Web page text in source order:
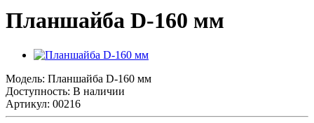
Планшайба D-160 мм
Модель: Планшайба D-160 мм
Доступность: В наличии
Артикул: 00216